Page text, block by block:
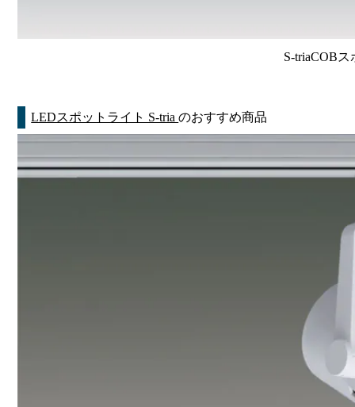
S-triaCOB
LEDスポットライト S-triaのおすすめ商品